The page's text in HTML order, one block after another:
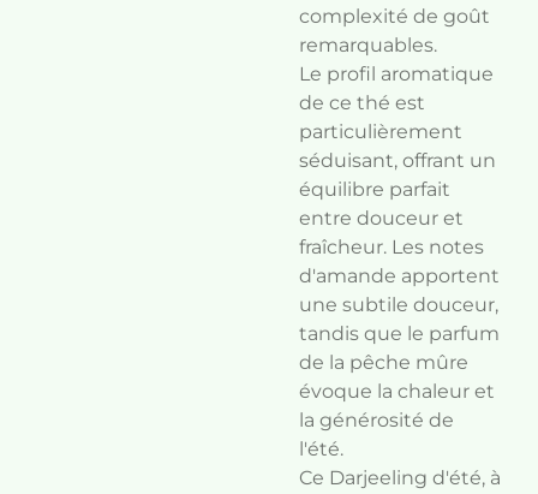
complexité de goût
remarquables.
Le profil aromatique
de ce thé est
particulièrement
séduisant, offrant un
équilibre parfait
entre douceur et
fraîcheur. Les notes
d'amande apportent
une subtile douceur,
tandis que le parfum
de la pêche mûre
évoque la chaleur et
la générosité de
l'été.
Ce Darjeeling d'été, à